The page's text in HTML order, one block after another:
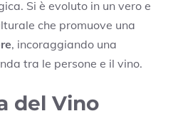
Si è evoluto in un vero e
che promuove una
, incoraggiando una
tra le persone e il vino.
del Vino